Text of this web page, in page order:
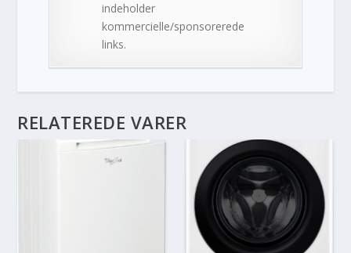
indeholder
kommercielle/sponsorerede
links.
RELATEREDE VARER